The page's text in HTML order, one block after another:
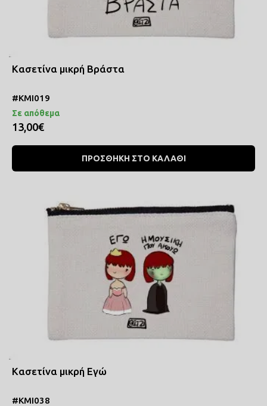
Κασετίνα μικρή Βράστα
#ΚΜΙ019
Σε απόθεμα
13,00€
ΠΡΟΣΘΗΚΗ ΣΤΟ ΚΑΛΑΘΙ
Κασετίνα μικρή Εγώ
#ΚΜΙ038